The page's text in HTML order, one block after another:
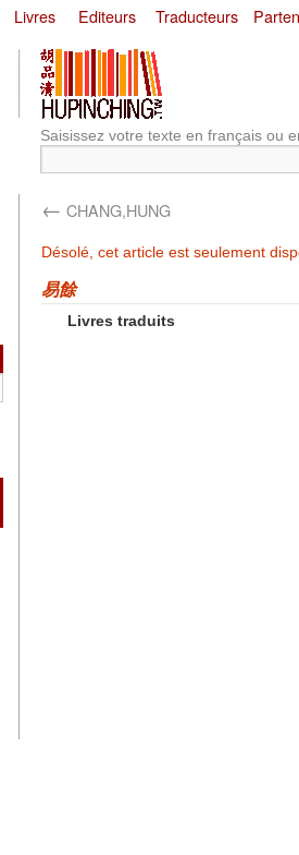
Livres Editeurs Traducteurs
Saisissez votre texte en français ou
← CHANG,HUNG
Désolé, cet article est seulement
易餘
Livres traduits